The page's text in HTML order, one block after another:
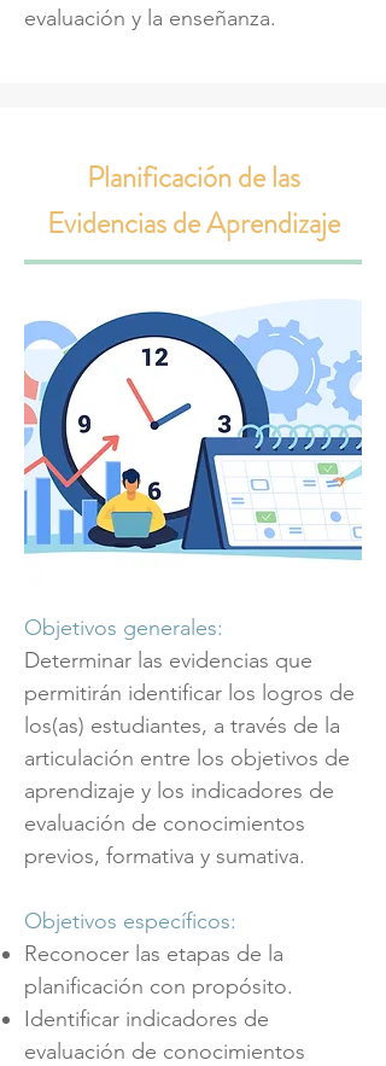
evaluación y la enseñanza.
Planificación de las
Evidencias de Aprendizaje
Objetivos generales:
Determinar las evidencias que
permitirán identificar los logros de
los(as) estudiantes, a través de la
articulación entre los objetivos de
aprendizaje y los indicadores de
evaluación de conocimientos
previos, formativa y sumativa.
Objetivos específicos:
Reconocer las etapas de la
planificación con propósito.
Identificar indicadores de
evaluación de conocimientos